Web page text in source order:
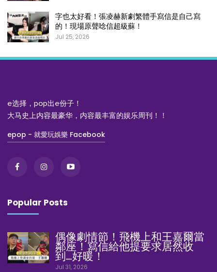
字也太好看！張凌赫新劇繁體手寫信是自己寫
的！現場原聲唸信超級蘇！
Jul 25, 2026
e选择，pop出e份子！
大马史上内容最豪华，内容最丰富的娱乐周刊！！
epop - 就愛玩娛樂 Facebook
Popular Posts
偶像劇情節！飛機上和王嘉爾當
鄰座！寫信給他提要求居然收
到…好暖！
Jul 31, 2026